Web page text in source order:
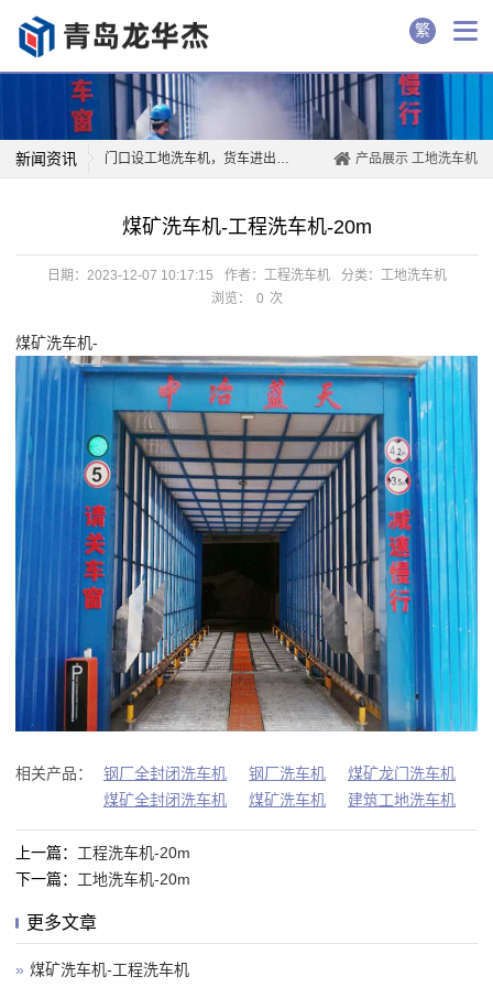
繁
新闻资讯 门口设工地洗车机，货车进出先洗...
恩施引进工地洗车机 确保车辆进...
想运工地垃圾得先过工程洗车机
工程洗车机是治理渣土车污染道路...
产品展示 工地洗车机
煤矿洗车机-工程洗车机-20m
日期：2023-12-07 10:17:15 作者：工程洗车机 分类： 工地洗车机
浏览：
0 次
煤矿洗车机-
相关产品： 钢厂全封闭洗车机 钢厂洗车机
煤矿龙门洗车机
煤矿全封闭洗车机
煤矿洗车机 建筑工地洗车机
上一篇： 工程洗车机-20m
下一篇： 工地洗车机-20m
更多文章
» 煤矿洗车机-工程洗车机